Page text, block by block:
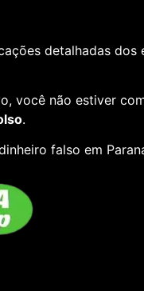
detalhadas dos
você não estiver
.
falso em